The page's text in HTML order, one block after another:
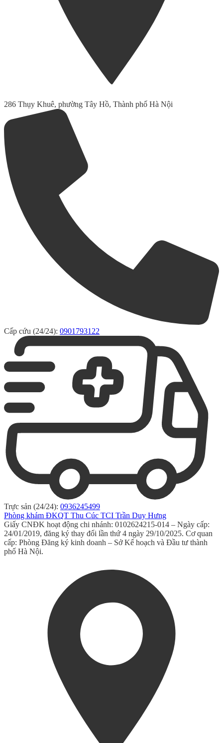
286 Thụy Khuê, phường Tây Hồ, Thành phố Hà Nội
Cấp cứu (24/24): 0901793122
Trực sản (24/24): 0936245499
Phòng khám ĐKQT Thu Cúc TCI Trần Duy Hưng
Giấy CNĐK hoạt động chi nhánh: 0102624215-014 – Ngày cấp:
24/01/2019, đăng ký thay đổi lần thứ 4 ngày 29/10/2025. Cơ quan
cấp: Phòng Đăng ký kinh doanh – Sở Kế hoạch và Đầu tư thành
phố Hà Nội.